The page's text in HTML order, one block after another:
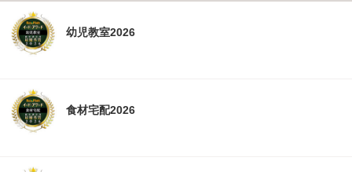
幼児教室2026
食材宅配2026